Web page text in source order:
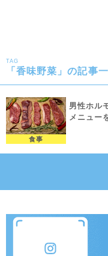
TAG
「香味野菜」の記事
食事
男性ホル
メニュー